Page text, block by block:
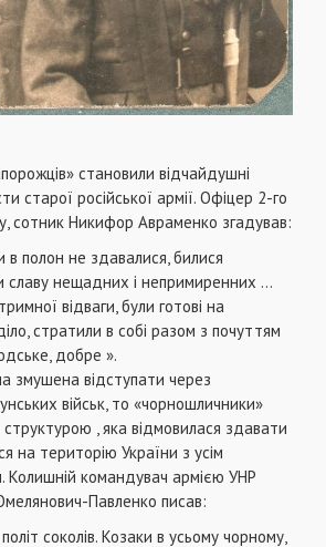
становили відчайдушні
старої російської армії. Офіцер 2-го
сотник Никифор Авраменко згадував:
полон не здавалися, билися
славу нещадних і непримиренних …
відваги, були готові на
стратили в собі разом з почуттям
добре ».
змушена відступати через
військ, то «чорношличники»
, яка відмовилася здавати
на територію України з усім
Колишній командувач армією УНР
Павленко писав:
соколів. Козаки в усьому чорному,